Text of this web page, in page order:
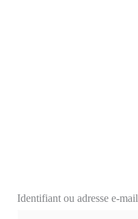
Identifiant ou adresse e-mail